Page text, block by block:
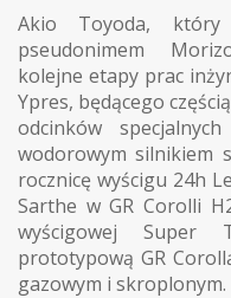
Akio Toyoda,
pseudonimem
kolejne etapy prac
Ypres, będącego
odcinków
wodorowym silnikiem
rocznicę wyścigu 24h
Sarthe w GR Corolli
wyścigowej Super
prototypową GR
gazowym i skroplonym.